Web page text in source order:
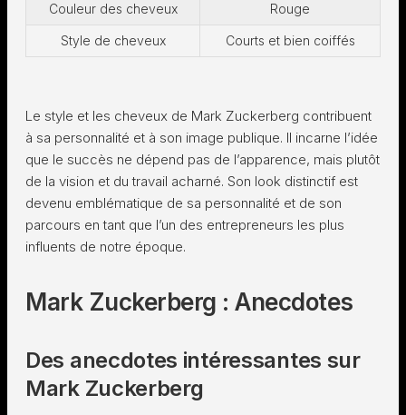
Couleur des cheveux Rouge
Style de cheveux Courts et bien coiffés
Le style et les cheveux de Mark Zuckerberg contribuent
à sa personnalité et à son image publique. Il incarne l’idée
que le succès ne dépend pas de l’apparence, mais plutôt
de la vision et du travail acharné. Son look distinctif est
devenu emblématique de sa personnalité et de son
parcours en tant que l’un des entrepreneurs les plus
influents de notre époque.
Mark Zuckerberg : Anecdotes
Des anecdotes intéressantes sur
Mark Zuckerberg